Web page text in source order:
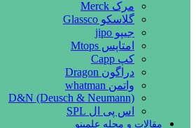
مرک Merck
گلاسکو Glassco
جیپو jipo
امتاپس Mtops
کپ Capp
دراگون Dragon
واتمن whatman
D&N (Deusch & Neumann)
اس پی ال SPL
مقالات و مجله علمینو